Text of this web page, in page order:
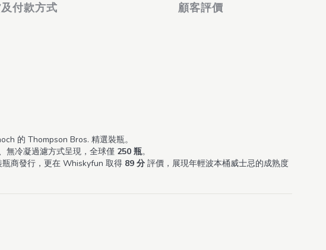
付款方式 顧客評價
的 Thompson Bros. 精選裝瓶。
無冷凝過濾方式呈現，全球僅 250 瓶。
商發行，更在 Whiskyfun 取得 89 分 評價，展現年輕波本桶威士忌的成熟度